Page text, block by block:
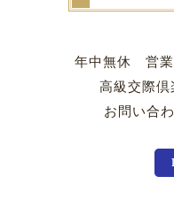
年中無休 営業
高級交際倶
お問い合